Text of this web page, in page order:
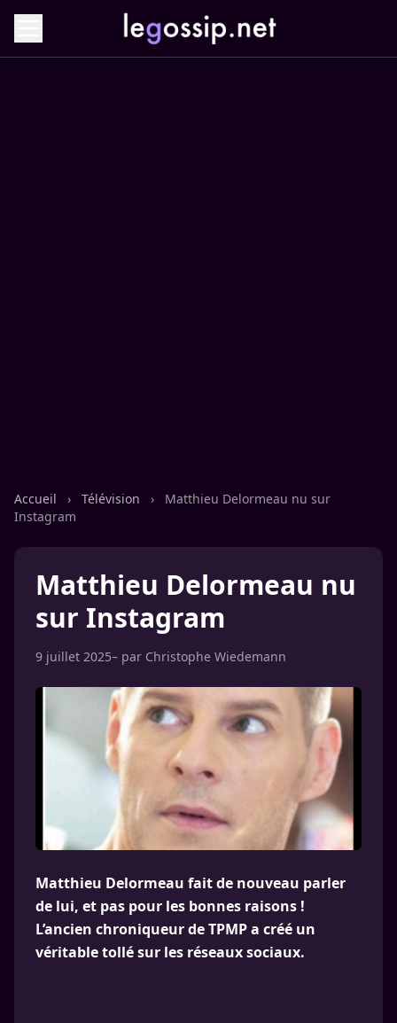
Accueil › Télévision ›
Matthieu Delormeau nu sur
Instagram
Matthieu Delormeau nu
sur Instagram
9 juillet 2025– par Christophe Wiedemann
Matthieu Delormeau fait de nouveau parler
de lui, et pas pour les bonnes raisons !
L’ancien chroniqueur de TPMP a créé un
véritable tollé sur les réseaux sociaux.